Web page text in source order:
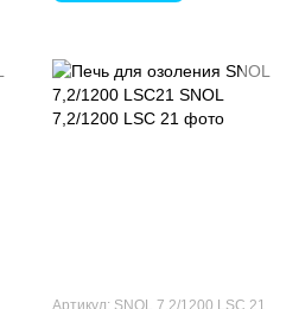
Артикул: SNOL 7,2/1200 LSC 21